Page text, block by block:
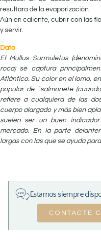
resultara de la evaporización.
Aún en caliente, cubrir con las
y servir.
Dato
El Mullus Surmuletus
roca) se captura
Atlántico. Su color en el lomo,
popular de ˜salmonete
refiere a cualquiera de las
cuerpo alargado y más bien
suelen ser un buen
mercado. En la parte
largas con las que se ayuda
Estamos siempre
CONTACTE